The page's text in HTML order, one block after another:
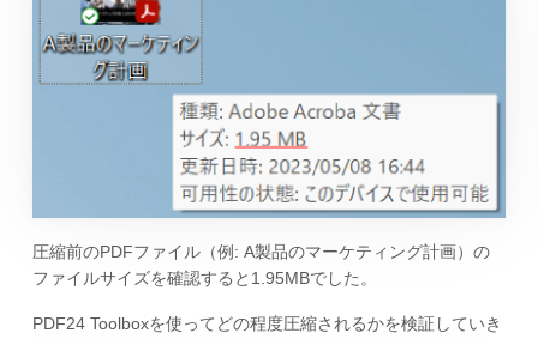
圧縮前のPDFファイル（例: A製品のマーケティング計画）の
ファイルサイズを確認すると1.95MBでした。
PDF24 Toolboxを使ってどの程度圧縮されるかを検証していき